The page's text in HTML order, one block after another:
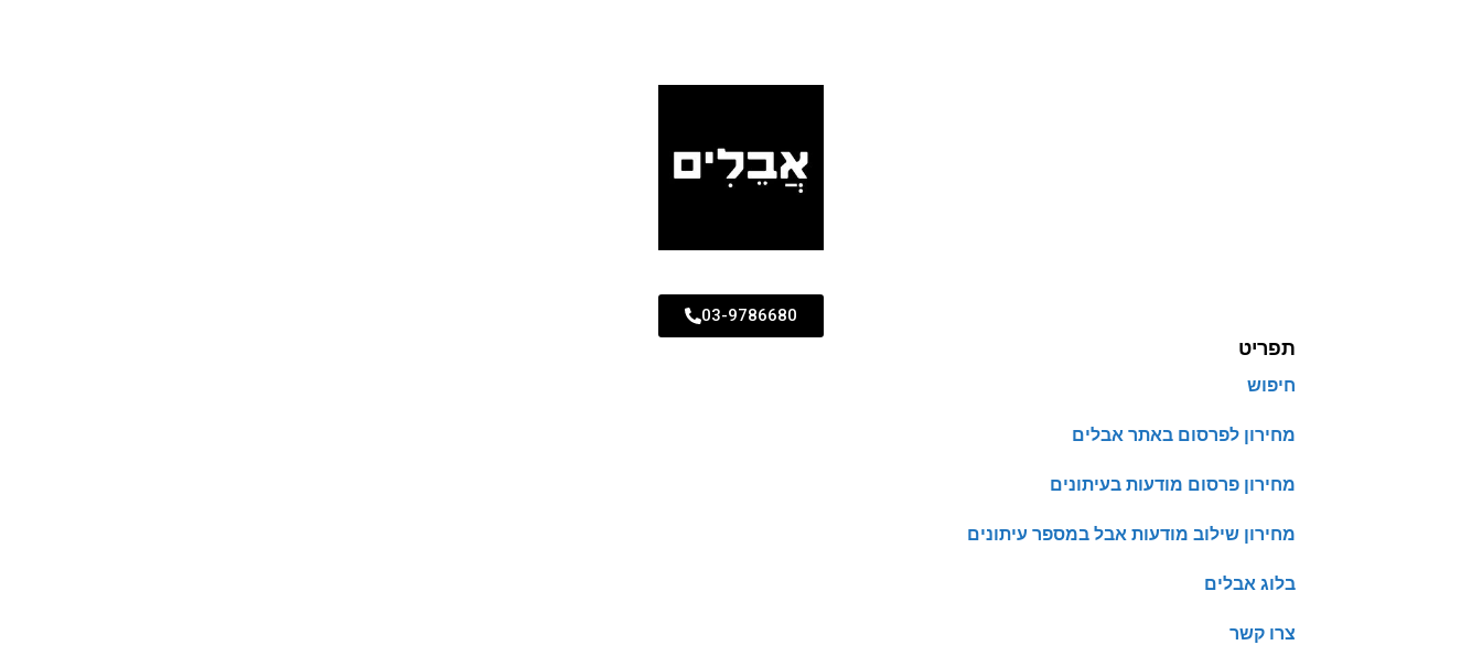
03-9786680
תפריט
חיפוש
מחירון לפרסום באתר אבלים
מחירון פרסום מודעות בעיתונים
מחירון שילוב מודעות אבל במספר עיתונים
בלוג אבלים
צרו קשר